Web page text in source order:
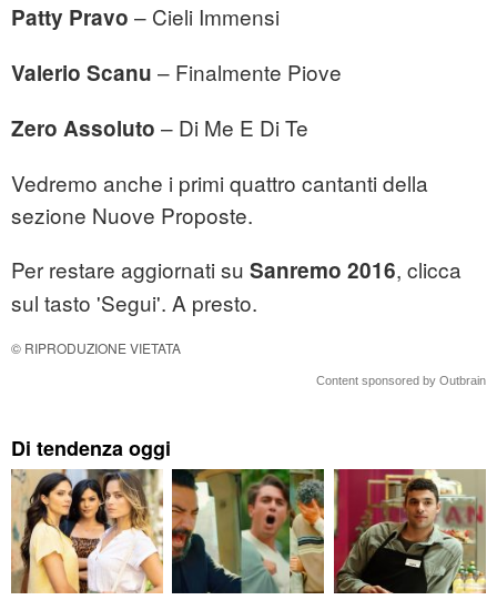
Patty Pravo – Cieli Immensi
Valerio Scanu – Finalmente Piove
Zero Assoluto – Di Me E Di Te
Vedremo anche i primi quattro cantanti della
sezione Nuove Proposte.
Per restare aggiornati su Sanremo 2016, clicca
sul tasto 'Segui'. A presto.
© RIPRODUZIONE VIETATA
Content sponsored by Outbrain
Di tendenza oggi